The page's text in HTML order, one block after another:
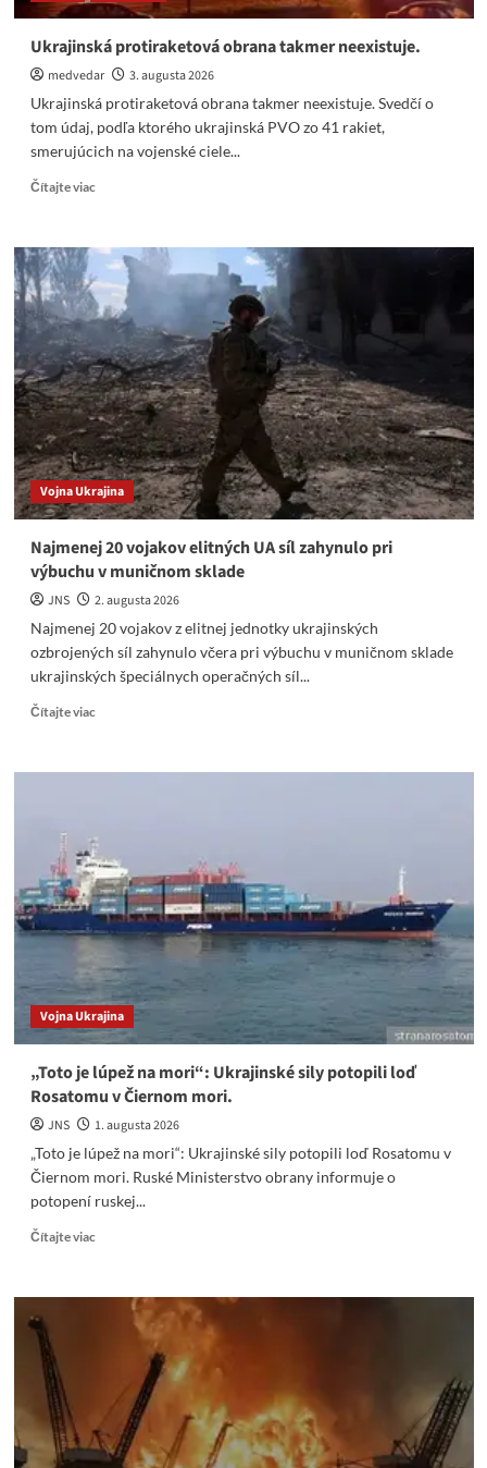
Ukrajinská protiraketová obrana takmer neexistuje.
medvedar
3. augusta 2026
Ukrajinská protiraketová obrana takmer neexistuje. Svedčí o
tom údaj, podľa ktorého ukrajinská PVO zo 41 rakiet,
smerujúcich na vojenské ciele...
Čítajte viacRead
Ukrajinská
protiraketová
obrana
takmer
neexistuje.
Vojna Ukrajina
Najmenej 20 vojakov elitných UA síl zahynulo pri
výbuchu v muničnom sklade
JNS
2. augusta 2026
Najmenej 20 vojakov z elitnej jednotky ukrajinských
ozbrojených síl zahynulo včera pri výbuchu v muničnom sklade
ukrajinských špeciálnych operačných síl...
Čítajte viacRead
Najmenej
UA
síl
zahynulo
pri
výbuchu
muničnom
sklade
Vojna Ukrajina
„Toto je lúpež na mori“: Ukrajinské sily potopili loď
Rosatomu v Čiernom mori.
JNS
1. augusta 2026
„Toto je lúpež na mori“: Ukrajinské sily potopili loď Rosatomu v
Čiernom mori. Ruské Ministerstvo obrany informuje o
potopení ruskej...
Čítajte viacRead
„Toto
Ukrajinské
potopili
loď